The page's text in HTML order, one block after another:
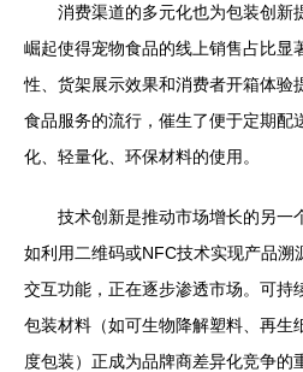
消费渠道的多元化也为包装创新
崛起使得宠物食品的线上销售占比显
性、货架展示效果和消费者开箱体验
食品服务的流行，催生了便于定期配
化、轻量化、环保材料的使用。
技术创新是推动市场增长的另一
如利用二维码或NFC技术实现产品溯
交互功能，正在逐步渗透市场。可持
包装材料（如可生物降解塑料、再生
度包装）正成为品牌商差异化竞争的